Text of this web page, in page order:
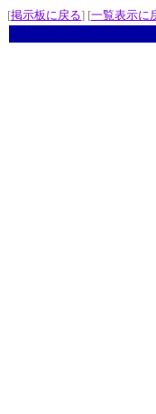
[掲示板に戻る] [一覧表示に